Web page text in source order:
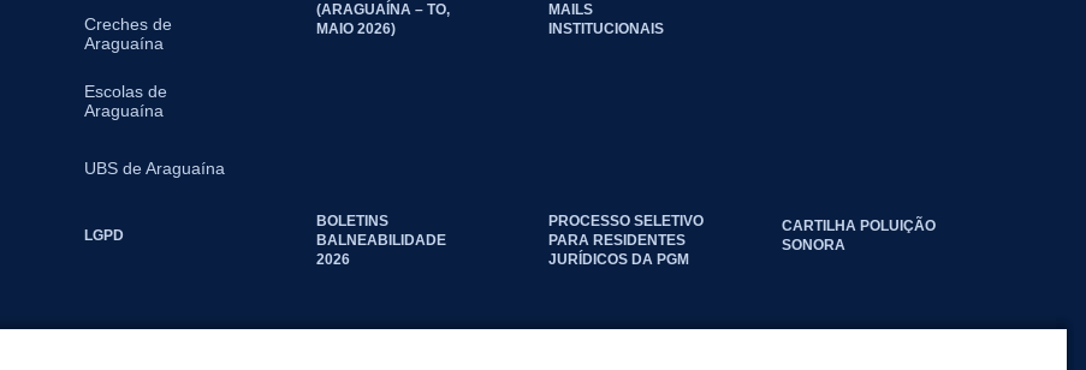
Creches de
Araguaína
Escolas de
Araguaína
UBS de Araguaína
(ARAGUAÍNA – TO,
MAIO 2026)
MAILS
INSTITUCIONAIS
LGPD
BOLETINS
BALNEABILIDADE
2026
PROCESSO SELETIVO
PARA RESIDENTES
JURÍDICOS DA PGM
CARTILHA POLUIÇÃO
SONORA